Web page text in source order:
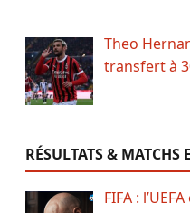
Theo
transfert à
RÉSULTATS & MATCHS
FIFA :